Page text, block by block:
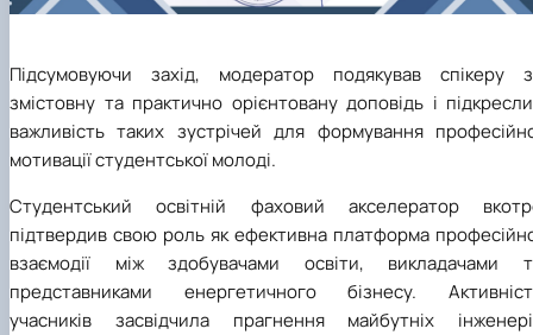
Підсумовуючи захід, модератор подякував спікеру
змістовну та практично орієнтовану доповідь і
важливість таких зустрічей для формування
мотивації студентської молоді.
Студентський освітній фаховий акселератор
підтвердив свою роль як ефективна платформа
взаємодії між здобувачами освіти, викладачами
представниками енергетичного бізнесу.
учасників засвідчила прагнення майбутніх